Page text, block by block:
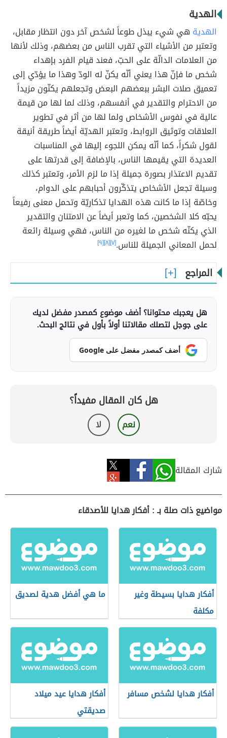
الهدية
الهدية هي شيء يبذل طوعاً لشخص آخر دون انتظار مقابل،
وتعتبر من الأشياء التي تقرب الناس من بعضهم، وذلك لأنها
من العلامات الدالّة على الحبّ، فعند قيام الفرد بإهداء
شخص ما فإنّ هذا يعني أنّه يكنّ له الودّ وهذا ما يؤدّي إلى
تعميق صلات البشر ببعضهم البعض وتجعلهم يكنّون مزيداً
من الاحترام والتقدير في أنفسهم، وذلك لما لها من قيمة
عالية في نفوس الأشخاص ولما لها من أثر في تطوير
العلاقات وتوثيق الروابط، وتعتبر الهديّة أيضاً طريقة أنيقة
لقول شكراً، كما أنّه يمكن اللجوء إليها في المناسبات
العديدة التي يقيمها الناس، بالإضافة إلى قدرتها على
تقديم الاعتذار بصورة جميلة إذا ما لزم الأمر، وتعتبر كذلك
وسيلة تجعل الأشخاص يتذكّرون أحبابهم على الدوام،
وخاصّة إذا ما كانت هذه الهدايا تذكاريّة وتحمل معنى رفيعاً
يحبّه كلا الشخصين، كما وتعبر أيضاً عن الامتنان والتقدير
الذي يكنّه شخص ما لغيره من الناس، فهي وسيلة رائعة
لحمل المعاني الجميلة للناس.[٧] [٨] [٩]
المراجع
هل يعجبك محتوانا؟ أضف موضوع كمصدر مفضل لديك
على جوجل لتصلك مقالاتنا أولاً بأول في نتائج البحث.
أضف كمصدر مفضل على Google
هل كان المقال مفيداً؟
نعم لا
شارك المقالة
مواضيع ذات صلة بـ : أفكار هدايا للأصدقاء
أفكار هدايا بسيطة وغير
مكلفة
ما هي أفضل هدية لصديق
أفكار هدايا لشخص مسافر
أفكار هدايا عيد ميلاد
صديقتي